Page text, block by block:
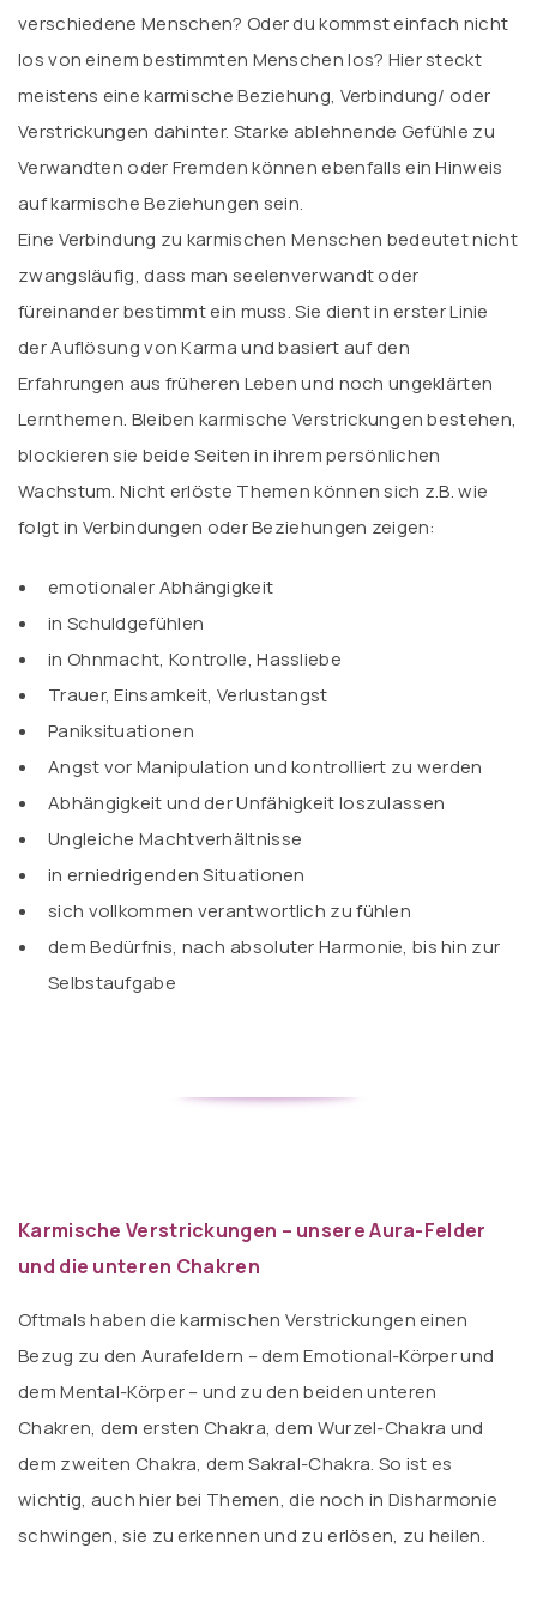
verschiedene Menschen? Oder du kommst einfach nicht
los von einem bestimmten Menschen los? Hier steckt
meistens eine karmische Beziehung, Verbindung/ oder
Verstrickungen dahinter. Starke ablehnende Gefühle zu
Verwandten oder Fremden können ebenfalls ein Hinweis
auf karmische Beziehungen sein.
Eine Verbindung zu karmischen Menschen bedeutet nicht
zwangsläufig, dass man seelenverwandt oder
füreinander bestimmt ein muss. Sie dient in erster Linie
der Auflösung von Karma und basiert auf den
Erfahrungen aus früheren Leben und noch ungeklärten
Lernthemen. Bleiben karmische Verstrickungen bestehen,
blockieren sie beide Seiten in ihrem persönlichen
Wachstum. Nicht erlöste Themen können sich z.B. wie
folgt in Verbindungen oder Beziehungen zeigen:
emotionaler Abhängigkeit
in Schuldgefühlen
in Ohnmacht, Kontrolle, Hassliebe
Trauer, Einsamkeit, Verlustangst
Paniksituationen
Angst vor Manipulation und kontrolliert zu werden
Abhängigkeit und der Unfähigkeit loszulassen
Ungleiche Machtverhältnisse
in erniedrigenden Situationen
sich vollkommen verantwortlich zu fühlen
dem Bedürfnis, nach absoluter Harmonie, bis hin zur
Selbstaufgabe
Karmische Verstrickungen – unsere Aura-Felder
und die unteren Chakren
Oftmals haben die karmischen Verstrickungen einen
Bezug zu den Aurafeldern – dem Emotional-Körper und
dem Mental-Körper – und zu den beiden unteren
Chakren, dem ersten Chakra, dem Wurzel-Chakra und
dem zweiten Chakra, dem Sakral-Chakra. So ist es
wichtig, auch hier bei Themen, die noch in Disharmonie
schwingen, sie zu erkennen und zu erlösen, zu heilen.